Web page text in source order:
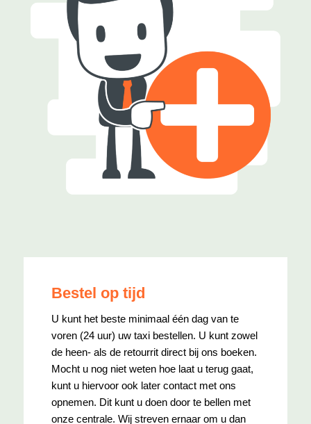
Bestel op tijd
U kunt het beste minimaal één dag van te
voren (24 uur) uw taxi bestellen. U kunt zowel
de heen- als de retourrit direct bij ons boeken.
Mocht u nog niet weten hoe laat u terug gaat,
kunt u hiervoor ook later contact met ons
opnemen. Dit kunt u doen door te bellen met
onze centrale. Wij streven ernaar om u dan